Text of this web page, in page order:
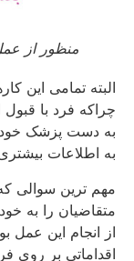
منظور از عمل
البته تمامی این
چراکه فرد با قبول
به دست پزشک خود
به اطلاعات بیشتری
مهم ترین سوالی که
متقاضیان را به
از انجام این عمل
اقداماتی بر روی